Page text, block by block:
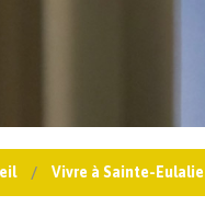
Vivre à Sainte-Eulalie